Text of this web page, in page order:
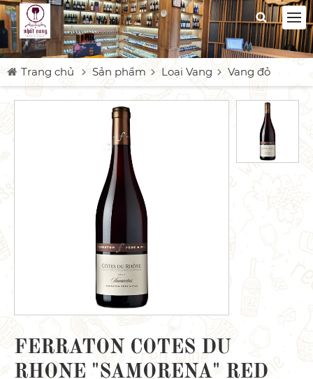
Trang chủ Sản phẩm Loại Vang Vang đỏ
FERRATON COTES DU
RHONE "SAMORENA" RED